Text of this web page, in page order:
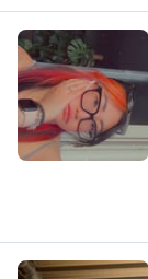
V